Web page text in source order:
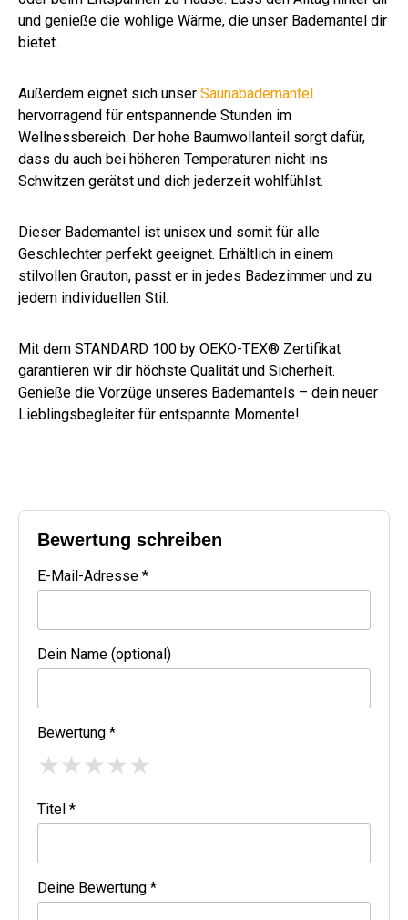
und genieße die wohlige Wärme, die unser Bademantel dir
bietet.
Außerdem eignet sich unser Saunabademantel
hervorragend für entspannende Stunden im
Wellnessbereich. Der hohe Baumwollanteil sorgt dafür,
dass du auch bei höheren Temperaturen nicht ins
Schwitzen gerätst und dich jederzeit wohlfühlst.
Dieser Bademantel ist unisex und somit für alle
Geschlechter perfekt geeignet. Erhältlich in einem
stilvollen Grauton, passt er in jedes Badezimmer und zu
jedem individuellen Stil.
Mit dem STANDARD 100 by OEKO-TEX® Zertifikat
garantieren wir dir höchste Qualität und Sicherheit.
Genieße die Vorzüge unseres Bademantels – dein neuer
Lieblingsbegleiter für entspannte Momente!
Bewertung schreiben
E-Mail-Adresse *
Dein Name (optional)
Bewertung *
★★★★★
Titel *
Deine Bewertung *